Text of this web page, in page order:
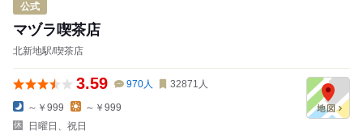
公式
マヅラ喫茶店
北新地駅/喫茶店
3.59 970人 32871 人
～￥999
～￥999
日曜日、祝日